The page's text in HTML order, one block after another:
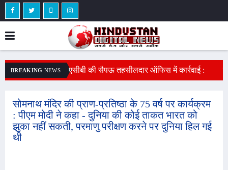
BREAKING NEWS
: दो साल बाद
एसीबी की सैपऊ तहसीलदार ऑफिस में कार्रवाई :
गिरफ्तार, नामांतरण के एवज में मांगी थी घुस, 14 हजार
ले चुका था पहले
सोमनाथ मंदिर की प्राण-प्रतिष्ठा के 75 वर्ष पर कार्यक्रम
: पीएम मोदी ने कहा - दुनिया की कोई ताकत भारत को
झुका नहीं सकती, परमाणु परीक्षण करने पर दुनिया हिल गई
थी